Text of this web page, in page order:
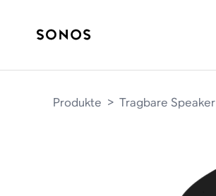
Produkte > Tragbare Speaker